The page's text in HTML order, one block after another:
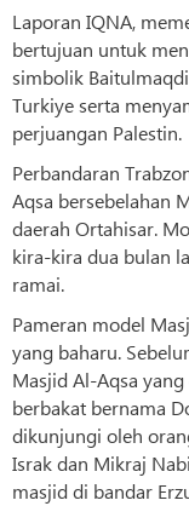
Laporan IQNA,
bertujuan untuk
simbolik
Turkiye serta
perjuangan Palestin.
Perbandaran
Aqsa bersebelahan
daerah Ortahisar.
kira-kira dua bulan
ramai.
Pameran model
yang baharu.
Masjid Al-Aqsa
berbakat bernama
dikunjungi oleh
Israk dan Mikraj
masjid di bandar